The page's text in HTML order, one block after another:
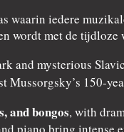
waarin iedere
wordt met de tijdloze
and mysterious
Mussorgsky’s 150-
and bongos, with